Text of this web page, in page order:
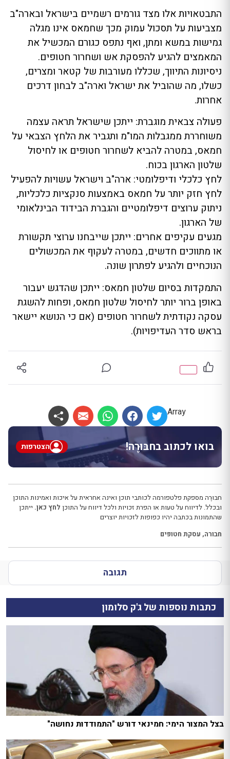
התבטאויות אלו מצד גורמים רשמיים בישראל ובארה"ב
מצביעות על תסכול עמוק מכך שחמאס אינו מגלה
גמישות במשא ומתן, ואף נתפס כגורם המכשיל את
המאמצים להגיע להפסקת אש ושחרור חטופים.
ניסיונות התיווך, שכללו מעורבות של קטאר ומצרים,
כשלו, מה שהוביל את ישראל וארה"ב לבחון דרכים
אחרות.
פעולה צבאית מוגברת: ייתכן שישראל תראה עצמה
משוחררת ממגבלות המו"מ ותגביר את הלחץ הצבאי על
חמאס, במטרה להביא לשחרור חטופים או לחיסול
שלטון הארגון בכוח.
לחץ כלכלי ודיפלומטי: ארה"ב וישראל עשויות להפעיל
לחץ חזק יותר על חמאס באמצעות סנקציות כלכליות,
ניתוק ערוצים דיפלומטיים והגברת הבידוד הבינלאומי
של הארגון.
מגעים עקיפים אחרים: ייתכן שייבחנו ערוצי תקשורת
או מתווכים חדשים, במטרה לעקוף את המכשולים
הנוכחיים ולהגיע לפתרון שונה.
התמקדות בסיום שלטון חמאס: ייתכן שהדגש יעבור
באופן ברור יותר לחיסול שלטון חמאס, ופחות להשגת
עסקה נקודתית לשחרור חטופים (אם כי הנושא יישאר
בראש סדר העדיפויות).
Array
בואו לכתוב בחבּוּרֶה! הצטרפות
חבּוּרֶה מספקת פלטפורמה לכותבי תוכן ואינה אחראית על איכות ואמינות התוכן
ובכלל. לדיווח על טעות או הפרת זכויות ולכל דיווח על התוכן לחץ כאן. ייתכן
שהתמונות בכתבה יהיו כפופות לזכויות יוצרים
חבורה, עסקת חטופים
תגובה
כתבות נוספות של ג'ק סלומון
בצל המצור הימי: חמינאי דורש "התמודדות נחושה"